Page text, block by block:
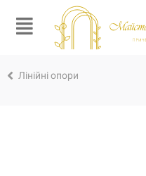
Лінійні опори